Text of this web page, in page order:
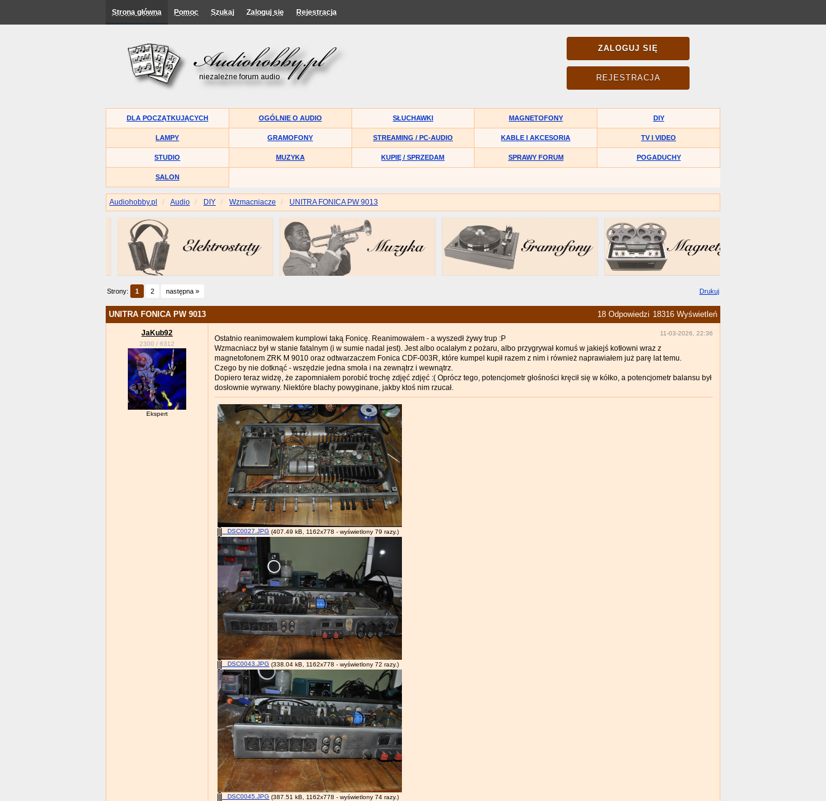
Strona główna Pomoc Szukaj Zaloguj się Rejestracja
ZALOGUJ SIĘ
REJESTRACJA
DLA POCZĄTKUJĄCYCH OGÓLNIE O AUDIO SŁUCHAWKI MAGNETOFONY DIY
LAMPY GRAMOFONY STREAMING / PC-AUDIO KABLE I AKCESORIA TV I VIDEO
STUDIO MUZYKA KUPIĘ / SPRZEDAM SPRAWY FORUM POGADUCHY
SALON
Audiohobby.pl Audio DIY Wzmacniacze UNITRA FONICA PW 9013
Drukuj
Strony: 1 2 następna »
UNITRA FONICA PW 9013 18 Odpowiedzi 18316 Wyświetleń
JaKub92
2300 /6312
Ekspert
11-03-2026, 22:36
Ostatnio reanimowałem kumplowi taką Fonicę. Reanimowałem - a wyszedł żywy trup :P
Wzmacniacz był w stanie fatalnym (i w sumie nadal jest). Jest albo ocalałym z pożaru, albo przygrywał komuś w jakiejś kotłowni wraz z
magnetofonem ZRK M 9010 oraz odtwarzaczem Fonica CDF-003R, które kumpel kupił razem z nim i również naprawiałem już parę lat temu.
Czego by nie dotknąć - wszędzie jedna smoła i na zewnątrz i wewnątrz.
Dopiero teraz widzę, że zapomniałem porobić trochę zdjęć zdjęć :( Oprócz tego, potencjometr głośności kręcił się w kółko, a potencjometr balansu był
dosłownie wyrwany. Niektóre blachy powyginane, jakby ktoś nim rzucał.
_DSC0027.JPG (407.49 kB, 1162x778 - wyświetlony 79 razy.)
_DSC0043.JPG (338.04 kB, 1162x778 - wyświetlony 72 razy.)
_DSC0045.JPG (387.51 kB, 1162x778 - wyświetlony 74 razy.)